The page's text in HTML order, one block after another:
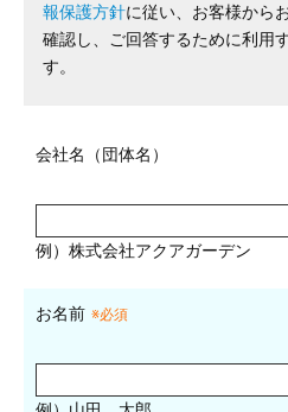
報保護方針に従い、お客様から
確認し、ご回答するために利用
す。
会社名（団体名）
例）株式会社アクアガーデン
お名前 ※必須